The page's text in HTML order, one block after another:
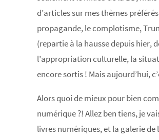
d’articles sur mes thèmes
propagande, le complotisme,
(repartie à la hausse depuis hier,
l’appropriation culturelle, la
encore sortis ! Mais aujourd’hui,
Alors quoi de mieux pour bien
numérique ?! Allez ben tiens, je
livres numériques, et la galerie